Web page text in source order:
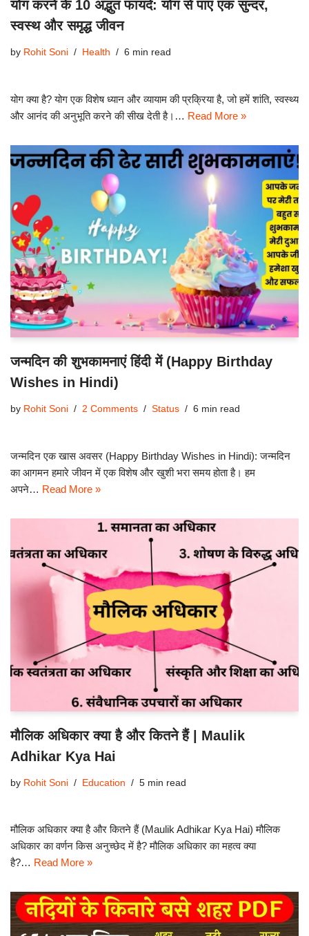
योग करने के 10 अद्भुत फायदे: योग से पाएं एक सुन्दर,
स्वस्थ और समृद्ध जीवन
by Rohit Soni Health 6 min read
योग क्या है? योग एक विशेष ध्यान और व्यायाम की प्रक्रिया है, जो हमें शांति, स्वस्थ्य
और आनंद की अनुभूति करने की सीख देती है।… Read More »
जन्मदिन की शुभकामनाएं हिंदी में (Happy Birthday
Wishes in Hindi)
by Rohit Soni 2 Comments Status 6 min read
जन्मदिन एक खास अवसर (Happy Birthday Wishes in Hindi): जन्मदिन
का आगमन हमारे जीवन में एक विशेष और खुशी भरा समय होता है। हम
अपने… Read More »
मौलिक अधिकार क्या है और कितने हैं | Maulik
Adhikar Kya Hai
by Rohit Soni Education 5 min read
मौलिक अधिकार क्या है और कितने हैं (Maulik Adhikar Kya Hai) मौलिक
अधिकार का वर्णन किस अनुच्छेद में है? मौलिक अधिकार का महत्व क्या
है?… Read More »